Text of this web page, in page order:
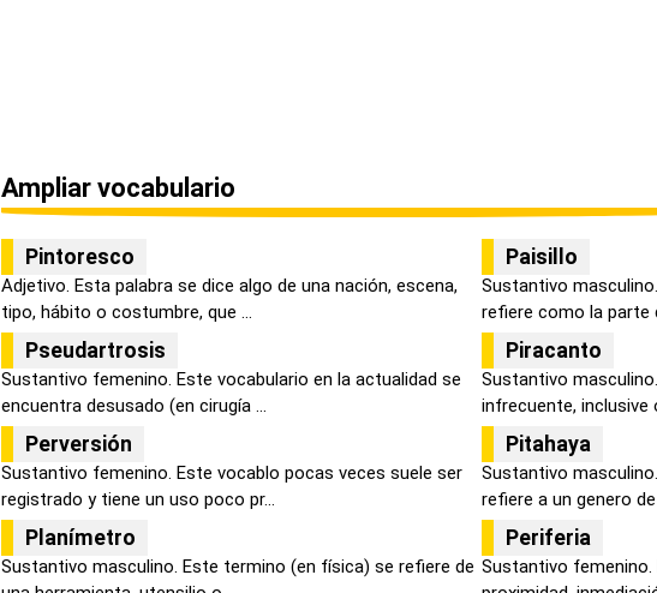
Ampliar vocabulario
Pintoresco
Adjetivo. Esta palabra se dice algo de una nación, escena,
tipo, hábito o costumbre, que ...
Paisillo
Sustantivo
refiere como la parte
Pseudartrosis
Sustantivo femenino. Este vocabulario en la actualidad se
encuentra desusado (en cirugía ...
Piracanto
Sustantivo
infrecuente, inclusive
Perversión
Sustantivo femenino. Este vocablo pocas veces suele ser
registrado y tiene un uso poco pr...
Pitahaya
Sustantivo
refiere a un genero
Planímetro
Sustantivo masculino. Este termino (en física) se refiere de
Periferia
Sustantivo femenino.